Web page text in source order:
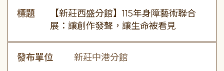
標題
【新莊西盛分館】115年身障藝術聯合
展：讓創作發聲，讓生命被看見
發布單位 新莊中港分館